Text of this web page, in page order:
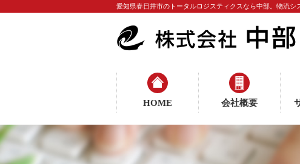
愛知県春日井市のトータルロジスティクスなら中部。物流
HOME 会社概要